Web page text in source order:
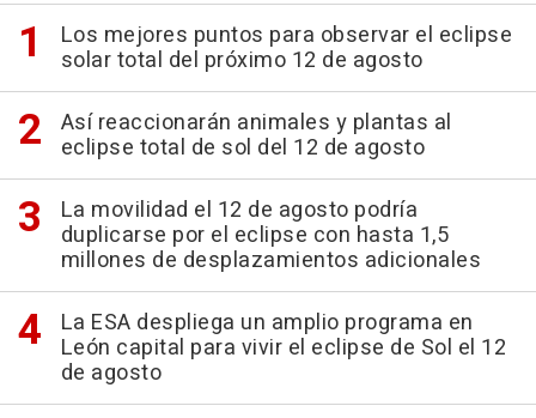
Los mejores puntos para observar el eclipse
solar total del próximo 12 de agosto
Así reaccionarán animales y plantas al
eclipse total de sol del 12 de agosto
La movilidad el 12 de agosto podría
duplicarse por el eclipse con hasta 1,5
millones de desplazamientos adicionales
La ESA despliega un amplio programa en
León capital para vivir el eclipse de Sol el 12
de agosto